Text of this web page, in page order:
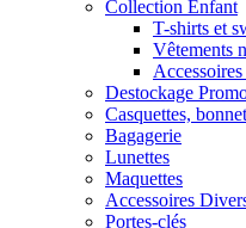
Collection Enfant
T-shirts et
Vêtements
Destockage
Casquettes,
Bagagerie
Lunettes
Maquettes
Accessoires
Portes-clés